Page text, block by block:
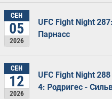
СЕН
05
2026
UFC Fight Night
Парнасс
СЕН
12
2026
UFC Fight Night
4: Родригес -